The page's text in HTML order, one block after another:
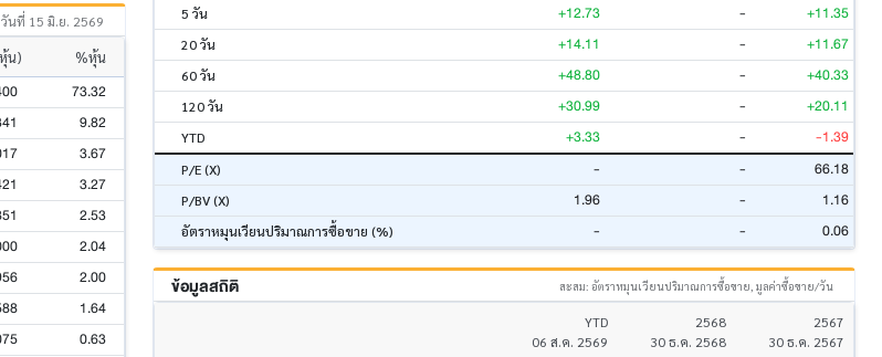
นที่ 15 มิ.ย. 2569
น) %หุ้น
73.32
9.82
3.67
3.27
2.53
2.04
2.00
1.64
0.63
5 วัน
+12.73 - +11.35
20 วัน +14.11 - +11.67
60 วัน +48.80 - +40.33
120 วัน +30.99 - +20.11
YTD +3.33 - -1.39
P/E (X) - - 66.18
P/BV (X) 1.96 - 1.16
อัตราหมุนเวียนปริมาณการซื้อขาย (%) - - 0.06
ข้อมูลสถิติ สะสม: อัตราหมุนเวียนปริมาณการซื้อขาย, มูลค่าซื้อขาย/วัน
YTD
06 ส.ค. 2569
2568
30 ธ.ค. 2568
2567
30 ธ.ค. 2567